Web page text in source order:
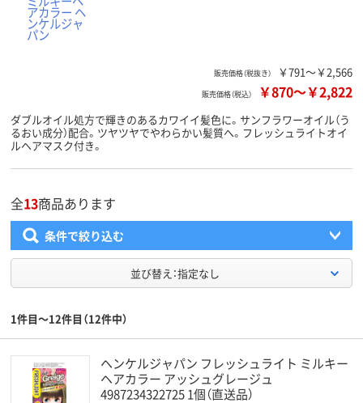
販売価格（税抜き） ￥791～￥2,566
販売価格（税込） ￥870～￥2,822
ダブルオイル処方で輝きのあるカワイイ髪色に。サンフラワーオイル（う
るおい成分）配合。ツヤツヤでやわらかい髪質へ。フレッシュライトオイ
ルヘアマスク付き。
全13商品あります
条件で絞り込む
並び替え：指定なし
1件目～12件目（12件中）
ヘンケルジャパン フレッシュライト ミルキー
ヘアカラー アッシュグレージュ
4987234322725 1個（直送品）